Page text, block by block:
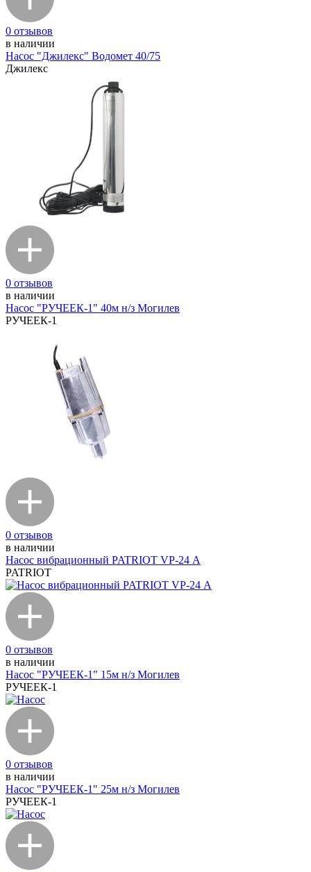
0 отзывов
в наличии
Насос "Джилекс" Водомет 40/75
Джилекс
0 отзывов
в наличии
Насос "РУЧЕЕК-1" 40м н/з Могилев
РУЧЕЕК-1
0 отзывов
в наличии
Насос вибрационный PATRIOT VP-24 А
PATRIOT
0 отзывов
в наличии
Насос "РУЧЕЕК-1" 15м н/з Могилев
РУЧЕЕК-1
0 отзывов
в наличии
Насос "РУЧЕЕК-1" 25м н/з Могилев
РУЧЕЕК-1